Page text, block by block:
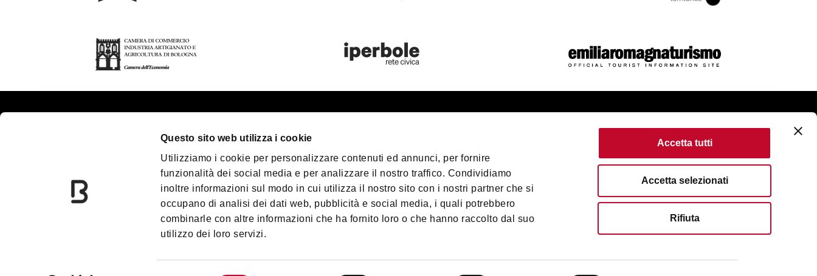
Questo sito web utilizza i cookie
Utilizziamo i cookie per personalizzare contenuti ed annunci, per fornire
funzionalità dei social media e per analizzare il nostro traffico. Condividiamo
inoltre informazioni sul modo in cui utilizza il nostro sito con i nostri partner che si
occupano di analisi dei dati web, pubblicità e social media, i quali potrebbero
combinarle con altre informazioni che ha fornito loro o che hanno raccolto dal suo
utilizzo dei loro servizi.
Accetta tutti
Accetta selezionati
Rifiuta
Quienes somos
Convention Bureau
Bologna Welcome Incoming
Tienda de regalos
Oficinas de información
Estudiantes
Blog
Descarga
Pórticos UNESCO de Bolonia
Privacy Policy
Terms of use
Terms of purchase
©2026 All rights reserved. Fondazione Bologna Welcome | Piazza del
(PEC):fondazionebolognawelcome@legalmail.it